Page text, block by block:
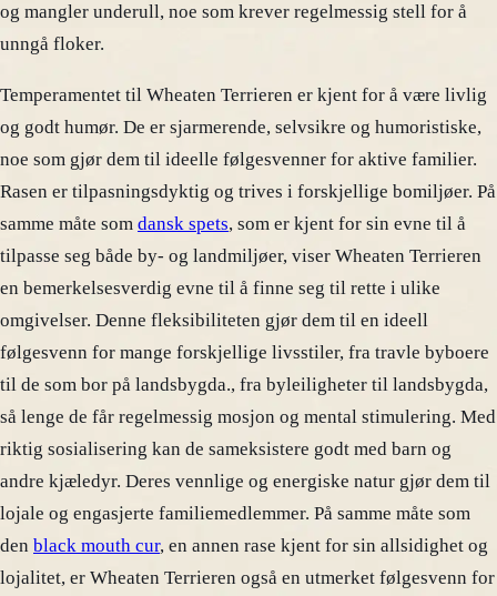
og mangler underull, noe som krever regelmessig stell for å
unngå floker.
Temperamentet til Wheaten Terrieren er kjent for å være livlig
og godt humør. De er sjarmerende, selvsikre og humoristiske,
noe som gjør dem til ideelle følgesvenner for aktive familier.
Rasen er tilpasningsdyktig og trives i forskjellige bomiljøer. På
samme måte som dansk spets, som er kjent for sin evne til å
tilpasse seg både by- og landmiljøer, viser Wheaten Terrieren
en bemerkelsesverdig evne til å finne seg til rette i ulike
omgivelser. Denne fleksibiliteten gjør dem til en ideell
følgesvenn for mange forskjellige livsstiler, fra travle byboere
til de som bor på landsbygda., fra byleiligheter til landsbygda,
så lenge de får regelmessig mosjon og mental stimulering. Med
riktig sosialisering kan de sameksistere godt med barn og
andre kjæledyr. Deres vennlige og energiske natur gjør dem til
lojale og engasjerte familiemedlemmer. På samme måte som
den black mouth cur, en annen rase kjent for sin allsidighet og
lojalitet, er Wheaten Terrieren også en utmerket følgesvenn for